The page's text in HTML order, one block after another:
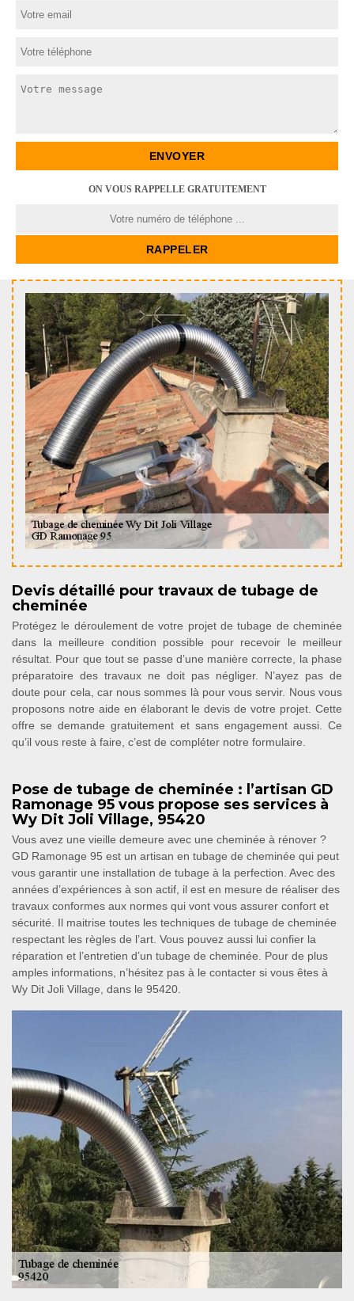
ON VOUS RAPPELLE GRATUITEMENT
Devis détaillé pour travaux de tubage de
cheminée
Protégez le déroulement de votre projet de tubage de cheminée
dans la meilleure condition possible pour recevoir le meilleur
résultat. Pour que tout se passe d’une manière correcte, la phase
préparatoire des travaux ne doit pas négliger. N’ayez pas de
doute pour cela, car nous sommes là pour vous servir. Nous vous
proposons notre aide en élaborant le devis de votre projet. Cette
offre se demande gratuitement et sans engagement aussi. Ce
qu’il vous reste à faire, c’est de compléter notre formulaire.
Pose de tubage de cheminée : l’artisan GD
Ramonage 95 vous propose ses services à
Wy Dit Joli Village, 95420
Vous avez une vieille demeure avec une cheminée à rénover ?
GD Ramonage 95 est un artisan en tubage de cheminée qui peut
vous garantir une installation de tubage à la perfection. Avec des
années d’expériences à son actif, il est en mesure de réaliser des
travaux conformes aux normes qui vont vous assurer confort et
sécurité. Il maitrise toutes les techniques de tubage de cheminée
respectant les règles de l’art. Vous pouvez aussi lui confier la
réparation et l’entretien d’un tubage de cheminée. Pour de plus
amples informations, n’hésitez pas à le contacter si vous êtes à
Wy Dit Joli Village, dans le 95420.